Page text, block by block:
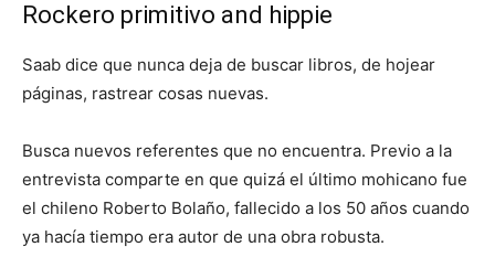
Rockero primitivo and hippie
Saab dice que nunca deja de buscar libros, de hojear
páginas, rastrear cosas nuevas.
Busca nuevos referentes que no encuentra. Previo a la
entrevista comparte en que quizá el último mohicano fue
el chileno Roberto Bolaño, fallecido a los 50 años cuando
ya hacía tiempo era autor de una obra robusta.